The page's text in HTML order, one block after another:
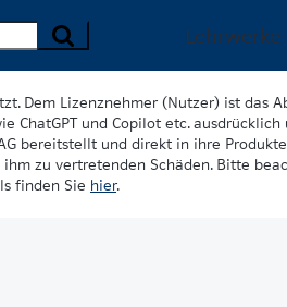
Lehrwerke
Dem Lizenznehmer (Nutzer) ist das
und Copilot etc.
bereitstellt und direkt in ihre
zu vertretenden Schäden. Bitte
finden Sie hier.